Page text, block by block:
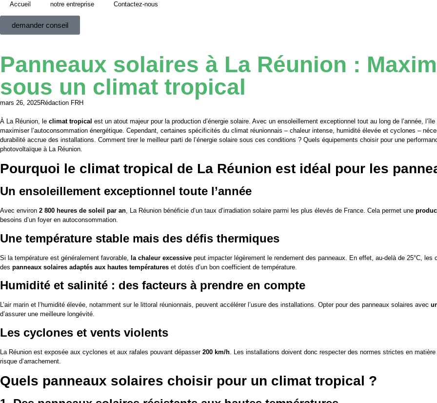
Accueil notre entreprise Contactez-nous
demander conseil
Panneaux solaires à La Réunion :
sous un climat tropical
mars 26, 2025Rédaction FRH
À La Réunion, le climat tropical est un atout majeur pour la production d’énergie solaire. Avec un ensoleillement exceptionnel tout au long de l’année,
maximiser l’autoconsommation énergétique. Cependant, certaines spécificités du climat réunionnais – chaleur intense, humidité élevée et cyclones –
durabilité accrue des installations. Comment tirer le meilleur parti de l’énergie solaire sous ces conditions ? Quels équipements choisir pour une
photovoltaïque à La Réunion.
Pourquoi le climat tropical de La Réunion est idéal pour les
Un ensoleillement exceptionnel toute l’année
Avec environ 2 800 heures de soleil par an, La Réunion bénéficie d’un taux d’irradiation solaire parmi les plus élevés de France. Cela permet une
besoins d’un foyer en autoconsommation.
Une température stable mais des défis thermiques
Si la température est généralement favorable, la chaleur excessive peut impacter légèrement le rendement des panneaux. En effet, au-delà de 25°C,
des panneaux solaires adaptés aux hautes températures et dotés d’un bon coefficient de température.
Humidité et salinité : des facteurs à prendre en compte
L’air marin et l’humidité élevée, notamment sur le littoral réunionnais, peuvent accélérer l’usure des installations. Opter pour des panneaux solaires avec
d’assurer une meilleure longévité.
Les cyclones et vents violents
La Réunion est exposée aux cyclones et aux rafales pouvant dépasser 200 km/h . Les installations doivent donc respecter des normes strictes en
risque d’arrachement.
Quels panneaux solaires choisir pour un climat tropical ?